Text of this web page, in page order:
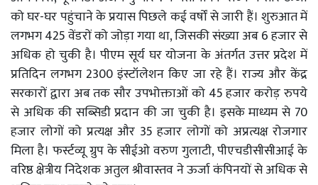
को घर-घर पहुंचाने के प्रयास पिछले कई वर्षों से जारी हैं। शुरुआत में
लगभग 425 वेंडरों को जोड़ा गया था, जिसकी संख्या अब 6 हजार से
अधिक हो चुकी है। पीएम सूर्य घर योजना के अंतर्गत उत्तर प्रदेश में
प्रतिदिन लगभग 2300 इंस्टॉलेशन किए जा रहे हैं। राज्य और केंद्र
सरकारों द्वारा अब तक सौर उपभोक्ताओं को 45 हजार करोड़ रुपये
से अधिक की सब्सिडी प्रदान की जा चुकी है। इसके माध्यम से 70
हजार लोगों को प्रत्यक्ष और 35 हजार लोगों को अप्रत्यक्ष रोजगार
मिला है। फर्स्टव्यू ग्रुप के सीईओ वरुण गुलाटी, पीएचडीसीसीआई के
वरिष्ठ क्षेत्रीय निदेशक अतुल श्रीवास्तव ने ऊर्जा कंपिनयों से अधिक से